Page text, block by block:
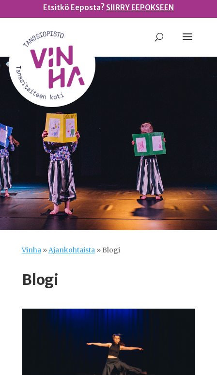
Etsitkö Eeposta? SIIRRY EEPOKSEEN
Vinha»Ajankohtaista» Blogi
Blogi